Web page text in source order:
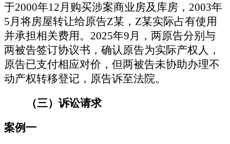
于2000年12月购买涉案商业房及库房， 2003年
5月将房屋转让给原告Z某， Z某实际占有使用
并承担相关费用。 2025年9月，两原告分别与
两被告签订协议书，确认原告为实际产权人，
原告已支付相应对价，但两被告未协助办理不
动产权转移登记，原告诉至法院。
（三） 诉讼请求
案例一